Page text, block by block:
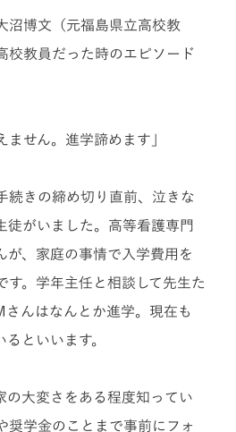
沼博文（元福島県立高校教
校教員だった時のエピソード
ません。進学諦めます」
続きの締め切り直前、泣きな
徒がいました。高等看護専門
が、家庭の事情で入学費用を
す。学年主任と相談して先生た
さんはなんとか進学。現在も
といいます。
の大変さをある程度知ってい
奨学金のことまで事前にフォ